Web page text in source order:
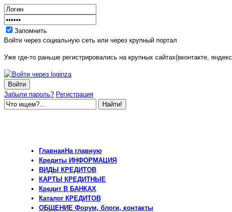
Запомнить
Войти через социальную сеть или через крупный портал
Уже где-то раньше регистрировались на крупных сайтах(вконтакте,
Забыли пароль? Регистрация
Главная На главную
Кредиты ИНФОРМАЦИЯ
ВИДЫ
КРЕДИТОВ
КАРТЫ
КРЕДИТНЫЕ
Кредит В БАНКАХ
Каталог КРЕДИТОВ
ОБЩЕНИЕ Форум, блоги, контакты